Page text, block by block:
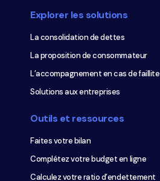
de
page
Explorer les solutions
La consolidation de dettes
La proposition de consommateur
L’accompagnement en cas de faillite
Solutions aux entreprises
Outils et ressources
Faites votre bilan
Complétez votre budget en ligne
Calculez votre ratio d’endettement